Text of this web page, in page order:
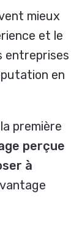
mieux
et le
entreprises
en
première
perçue
à